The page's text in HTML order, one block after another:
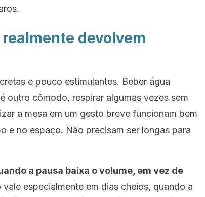
devolvem
e pouco estimulantes. Beber água
outro cômodo, respirar algumas vezes sem
a mesa em um gesto breve funcionam bem
e no espaço. Não precisam ser longas para
a pausa baixa o volume, em vez de
vale especialmente em dias cheios, quando a